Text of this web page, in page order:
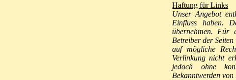
Haftung für Links
Unser Angebot
Einfluss haben.
übernehmen. Für
Betreiber der
auf mögliche
Verlinkung nicht
jedoch ohne
Bekanntwerden